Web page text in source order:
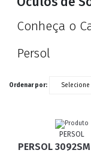
Conheça o
Persol
Ordenar por:
PERSOL
PERSOL